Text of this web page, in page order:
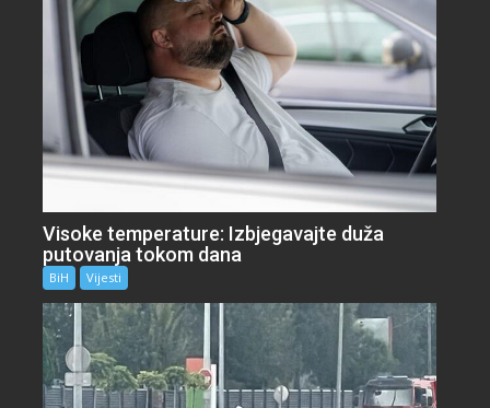
Visoke temperature: Izbjegavajte duža
putovanja tokom dana
BiH Vijesti